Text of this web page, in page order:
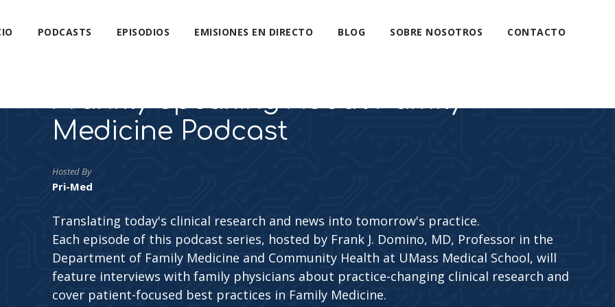
PODCASTS EPISODIOS EMISIONES EN DIRECTO BLOG SOBRE NOSOTROS CONTACTO
Frankly Speaking About Family
Medicine Podcast
Hosted By
Pri-Med
Translating today's clinical research and news into tomorrow's practice.
Each episode of this podcast series, hosted by Frank J. Domino, MD, Professor in the
Department of Family Medicine and Community Health at UMass Medical School, will
feature interviews with family physicians about practice-changing clinical research and
cover patient-focused best practices in Family Medicine.